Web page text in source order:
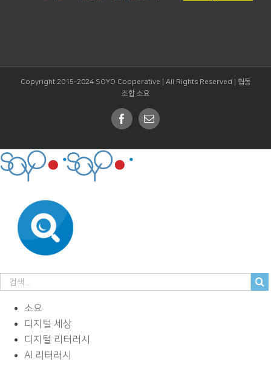
Copyright 2015-2024 SOYO Cooperative | All Rights Reserved | 협동
조합 소요
Facebook
Email
소요
디지털 세상
디지털 리터러시
AI 리터러시